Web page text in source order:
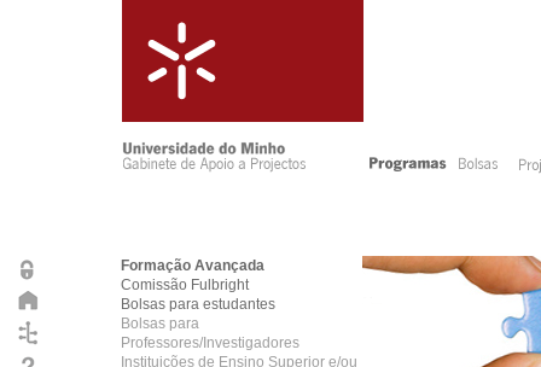
Formação Avançada
Comissão Fulbright
Bolsas para estudantes
Bolsas para
Professores/Investigadores
Instituições de Ensino Superior e/ou